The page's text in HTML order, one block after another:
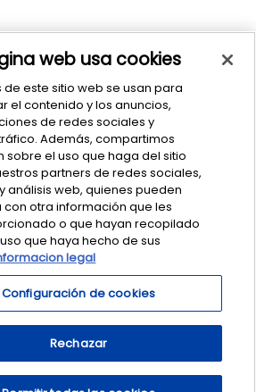
Design - Azkuna Zentroa Sociedad y Cultura
de Sociedad y Cultura Contemporánea
dendaz@azkunazentroa.eus
web usa cookies
de este sitio web se usan para
el contenido y los anuncios,
de redes sociales y
Además, compartimos
sobre el uso que haga del sitio
partners de redes sociales,
análisis web, quienes pueden
otra información que les
o que hayan recopilado
que haya hecho de sus
legal
Configuración de cookies
Rechazar